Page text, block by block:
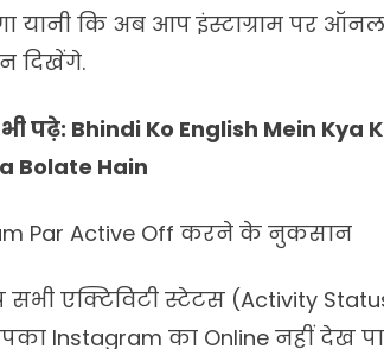
यानी कि अब आप इंस्टाग्राम पर
दिखेंगे.
पढ़े: Bhindi Ko English Mein Kya
Bolate Hain
Par Active Off करने के नुकसान
एक्टिविटी स्टेटस (Activity
Instagram का Online नहीं देख